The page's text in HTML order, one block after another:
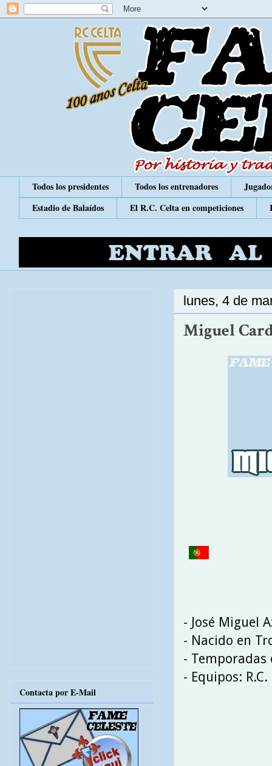
Todos los presidentes Todos los entrenadores
Estadio de Balaídos
El R.C. Celta en competiciones
lunes, 4 de
Miguel
- José Miguel
- Nacido en
- Temporadas
- Equipos:
Contacta por E-Mail